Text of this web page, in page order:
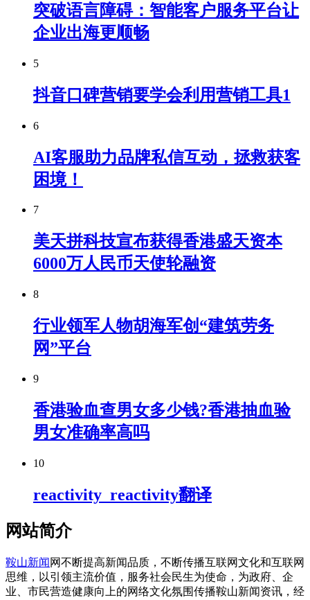
突破语言障碍：智能客户服务平台让
企业出海更顺畅
5
抖音口碑营销要学会利用营销工具1
6
AI客服助力品牌私信互动，拯救获客
困境！
7
美天拼科技宣布获得香港盛天资本
6000万人民币天使轮融资
8
行业领军人物胡海军创“建筑劳务
网”平台
9
香港验血查男女多少钱?香港抽血验
男女准确率高吗
10
reactivity_reactivity翻译
网站简介
鞍山新闻 网不断提高新闻品质，不断传播互联网文化和互联网
思维，以引领主流价值，服务社会民生为使命，为政府、企
业、市民营造健康向上的网络文化氛围传播鞍山新闻资讯，经